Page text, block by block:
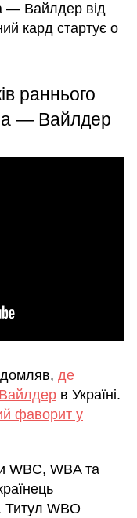
— Вайлдер від
кард стартує о
раннього
— Вайлдер
де
в Україні.
фаворит у
WBC, WBA та
WBO